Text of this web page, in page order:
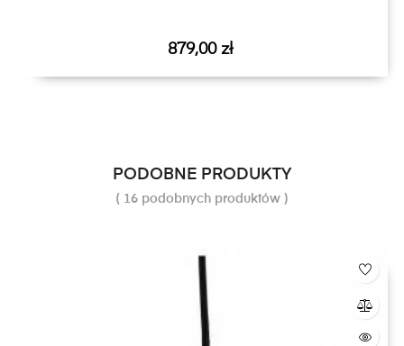
Cena
879,00 zł
PODOBNE PRODUKTY
( 16 podobnych produktów )